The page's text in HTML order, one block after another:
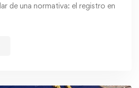
de una normativa: el registro en